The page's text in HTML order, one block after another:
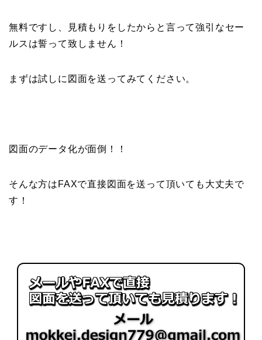
無料ですし、見積もりをしたからと言って強引なセー
ルスは誓って致しません！
まずは試しに図面を送ってみてください。
図面のデータ化が面倒！！
そんな方はFAXで直接図面を送って頂いても大丈夫で
す！